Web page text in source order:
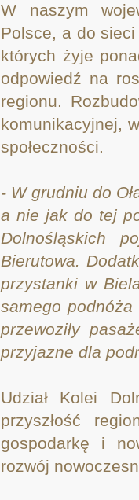
W naszym
Polsce, a do
których żyje
odpowiedź na
regionu.
komunikacyjnej,
społeczności.
- W grudniu do
a nie jak do tej
Dolnośląskich
Bierutowa.
przystanki w
samego
przewoziły
przyjazne dla
Udział Kolei
przyszłość
gospodarkę i
rozwój